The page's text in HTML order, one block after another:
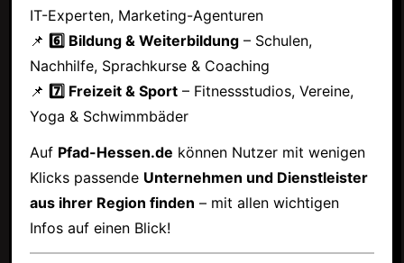
IT-Experten, Marketing-Agenturen
📌 6️⃣ Bildung & Weiterbildung– Schulen,
Nachhilfe, Sprachkurse & Coaching
📌 7️⃣ Freizeit & Sport– Fitnessstudios, Vereine,
Yoga & Schwimmbäder
Auf Pfad-Hessen.de können Nutzer mit wenigen
Klicks passende Unternehmen und Dienstleister
aus ihrer Region finden – mit allen wichtigen
Infos auf einen Blick!